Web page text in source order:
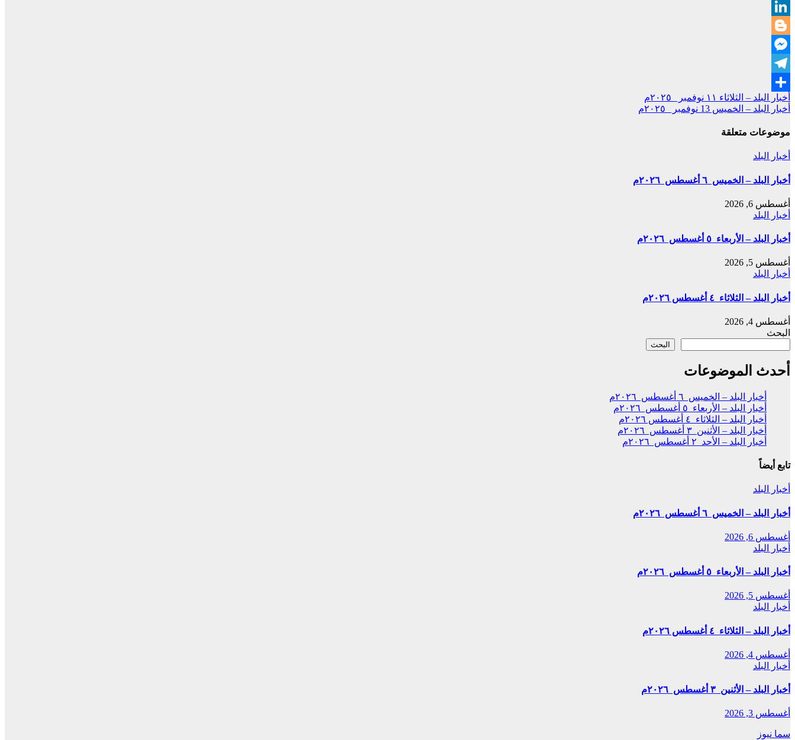
WhatsApp
LinkedIn
Blogger
Messenger
Telegram
Share
تصفّح
المقالات
أخبار البلد – الثلاثاء ١١ نوفمبر ٢٠٢٥م
أخبار البلد – الخميس 13 نوفمبر ٢٠٢٥م
موضوعات متعلقة
أخبار البلد
أخبار البلد – الخميس ٦ أغسطس ٢٠٢٦م
أغسطس 6, 2026
أخبار البلد
أخبار البلد – الأربعاء ٥ أغسطس ٢٠٢٦م
أغسطس 5, 2026
أخبار البلد
أخبار البلد – الثلاثاء ٤ أغسطس ٢٠٢٦م
أغسطس 4, 2026
البحث
البحث
أحدث الموضوعات
أخبار البلد – الخميس ٦ أغسطس ٢٠٢٦م
أخبار البلد – الأربعاء ٥ أغسطس ٢٠٢٦م
أخبار البلد – الثلاثاء ٤ أغسطس ٢٠٢٦م
أخبار البلد – الأثنين ٣ أغسطس ٢٠٢٦م
أخبار البلد – الأحد ٢ أغسطس ٢٠٢٦م
تابع أيضاً
أخبار البلد
أخبار البلد – الخميس ٦ أغسطس ٢٠٢٦م
أغسطس 6, 2026
أخبار البلد
أخبار البلد – الأربعاء ٥ أغسطس ٢٠٢٦م
أغسطس 5, 2026
أخبار البلد
أخبار البلد – الثلاثاء ٤ أغسطس ٢٠٢٦م
أغسطس 4, 2026
أخبار البلد
أخبار البلد – الأثنين ٣ أغسطس ٢٠٢٦م
أغسطس 3, 2026
سما نيوز